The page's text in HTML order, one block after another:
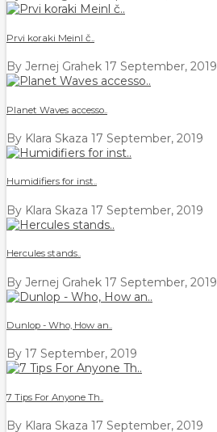
Prvi koraki Meinl č..
By Jernej Grahek 17 September, 2019
Planet Waves accesso..
By Klara Skaza 17 September, 2019
Humidifiers for inst..
By Klara Skaza 17 September, 2019
Hercules stands..
By Jernej Grahek 17 September, 2019
Dunlop - Who, How an..
By 17 September, 2019
7 Tips For Anyone Th..
By Klara Skaza 17 September, 2019